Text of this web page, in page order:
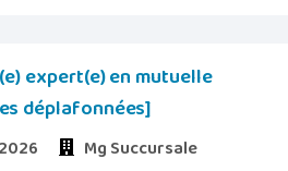
expert(e) en mutuelle
déplafonnées]
Mg Succursale